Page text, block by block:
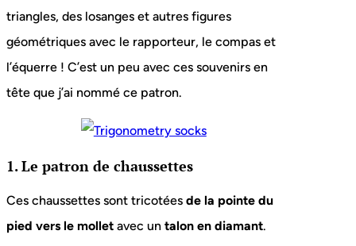
triangles, des losanges et autres figures
géométriques avec le rapporteur, le compas et
l’équerre ! C’est un peu avec ces souvenirs en
tête que j’ai nommé ce patron.
1. Le patron de chaussettes
Ces chaussettes sont tricotées de la pointe du
pied vers le mollet avec un talon en diamant.